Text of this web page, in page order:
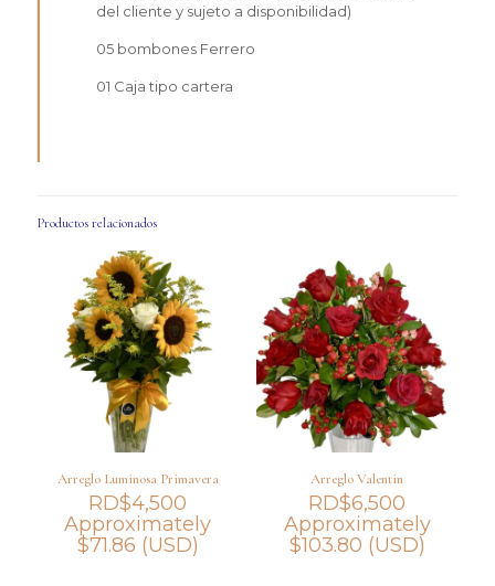
del cliente y sujeto a disponibilidad)
05 bombones Ferrero
01 Caja tipo cartera
Productos relacionados
Arreglo Luminosa Primavera
RD$4,500
Approximately
$71.86 (USD)
Arreglo Valentin
RD$6,500
Approximately
$103.80 (USD)